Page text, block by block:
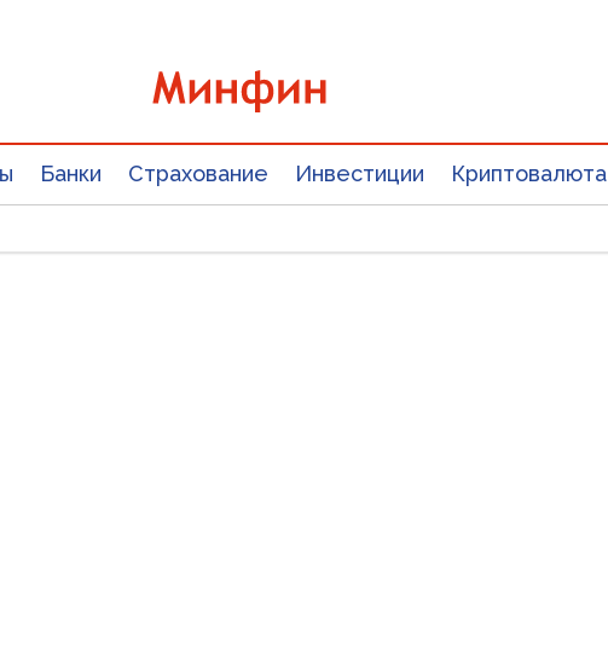
Банки Страхование Инвестиции Криптовалюта